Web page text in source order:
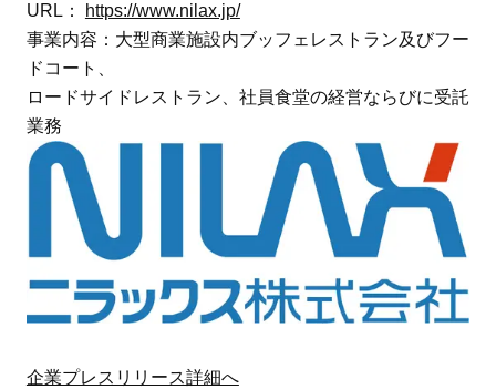
URL：
https://www.nilax.jp/
事業内容：大型商業施設内ブッフェレストラン及びフー
ドコート、
ロードサイドレストラン、社員食堂の経営ならびに受託
業務
企業プレスリリース詳細へ